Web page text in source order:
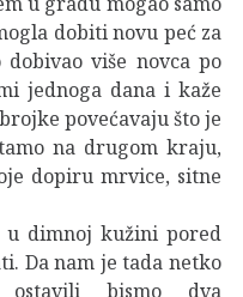
dobiti novu peć za
više novca po
jednoga dana i kaže
povećavaju što je
na drugom kraju,
dopiru mrvice, sitne
u dimnoj kužini pored
Da nam je tada netko
ostavili bismo dva